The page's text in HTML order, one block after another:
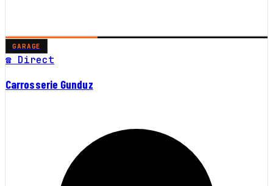
GARAGE
☎ Direct
Carrosserie Gunduz